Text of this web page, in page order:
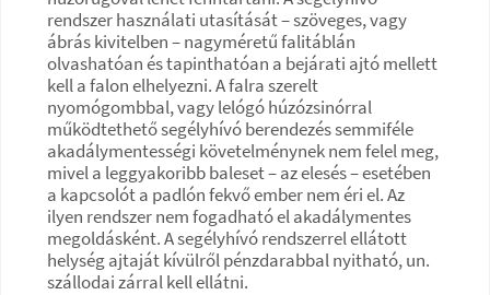
rendszer használati utasítását – szöveges, vagy
ábrás kivitelben – nagyméretű falitáblán
olvashatóan és tapinthatóan a bejárati ajtó mellett
kell a falon elhelyezni. A falra szerelt
nyomógombbal, vagy lelógó húzózsinórral
működtethető segélyhívó berendezés semmiféle
akadálymentességi követelménynek nem felel meg,
mivel a leggyakoribb baleset – az elesés – esetében
a kapcsolót a padlón fekvő ember nem éri el. Az
ilyen rendszer nem fogadható el akadálymentes
megoldásként. A segélyhívó rendszerrel ellátott
helység ajtaját kívülről pénzdarabbal nyitható, un.
szállodai zárral kell ellátni.